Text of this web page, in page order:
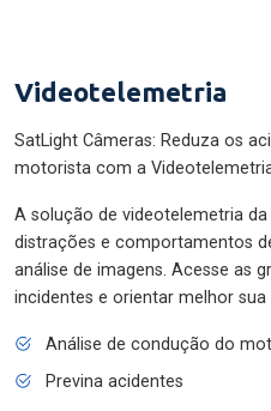
Videotelemetria
SatLight Câmeras: Reduza os
motorista com a
A solução de videotelemetria
distrações e comportamentos
análise de imagens. Acesse as
incidentes e orientar melhor sua
Análise de condução do
Previna acidentes